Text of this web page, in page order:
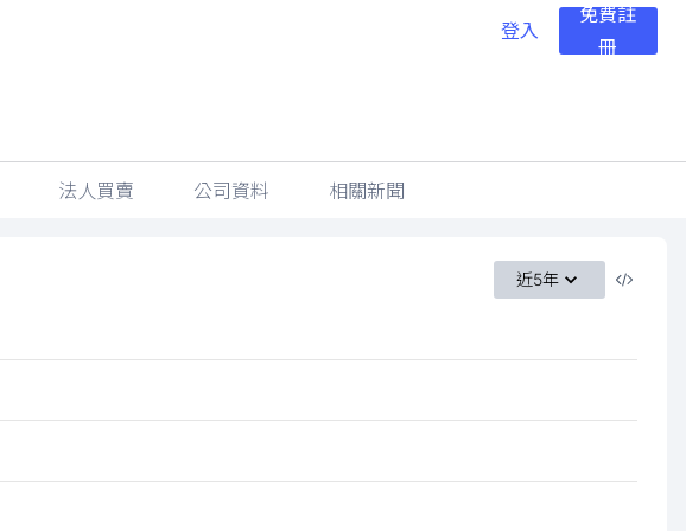
登入
免費註
冊
法人買賣 公司資料 相關新聞
近5年